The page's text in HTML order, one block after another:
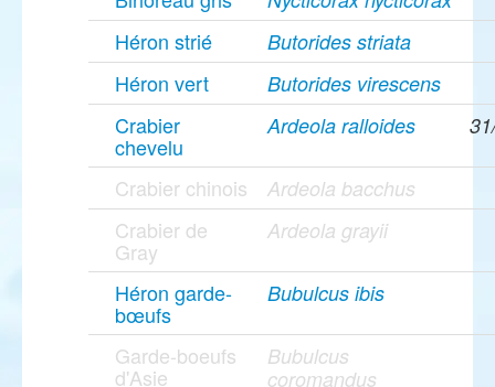
Héron strié Butorides striata
Héron vert Butorides virescens
Crabier
chevelu
Ardeola ralloides
Crabier chinois Ardeola bacchus
Crabier de
Gray
Ardeola grayii
Héron garde-
bœufs
Bubulcus ibis
Garde-boeufs
d'Asie
Bubulcus
coromandus